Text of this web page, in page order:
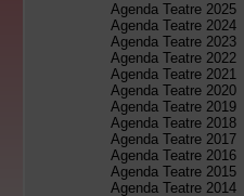
Agenda Teatre 2025
Agenda Teatre 2024
Agenda Teatre 2023
Agenda Teatre 2022
Agenda Teatre 2021
Agenda Teatre 2020
Agenda Teatre 2019
Agenda Teatre 2018
Agenda Teatre 2017
Agenda Teatre 2016
Agenda Teatre 2015
Agenda Teatre 2014